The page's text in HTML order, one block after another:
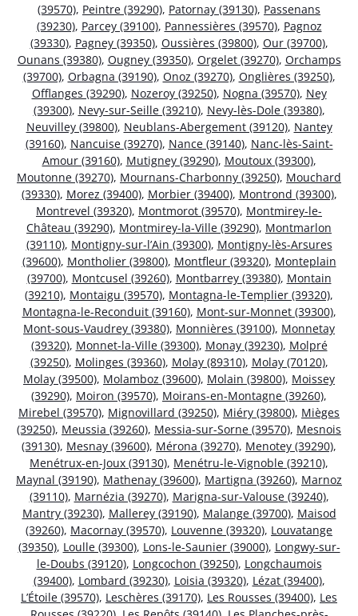
(39570), Peintre (39290), Patornay (39130), Passenans
(39230), Parcey (39100), Pannessières (39570), Pagnoz
(39330), Pagney (39350), Oussières (39800), Our (39700),
Ounans (39380), Ougney (39350), Orgelet (39270), Orchamps
(39700), Orbagna (39190), Onoz (39270), Onglières (39250),
Offlanges (39290), Nozeroy (39250), Nogna (39570), Ney
(39300), Nevy-sur-Seille (39210), Nevy-lès-Dole (39380),
Neuvilley (39800), Neublans-Abergement (39120), Nantey
(39160), Nancuise (39270), Nance (39140), Nanc-lès-Saint-
Amour (39160), Mutigney (39290), Moutoux (39300),
Moutonne (39270), Mournans-Charbonny (39250), Mouchard
(39330), Morez (39400), Morbier (39400), Montrond (39300),
Montrevel (39320), Montmorot (39570), Montmirey-le-
Château (39290), Montmirey-la-Ville (39290), Montmarlon
(39110), Montigny-sur-l’Ain (39300), Montigny-lès-Arsures
(39600), Montholier (39800), Montfleur (39320), Monteplain
(39700), Montcusel (39260), Montbarrey (39380), Montain
(39210), Montaigu (39570), Montagna-le-Templier (39320),
Montagna-le-Reconduit (39160), Mont-sur-Monnet (39300),
Mont-sous-Vaudrey (39380), Monnières (39100), Monnetay
(39320), Monnet-la-Ville (39300), Monay (39230), Molpré
(39250), Molinges (39360), Molay (89310), Molay (70120),
Molay (39500), Molamboz (39600), Molain (39800), Moissey
(39290), Moiron (39570), Moirans-en-Montagne (39260),
Mirebel (39570), Mignovillard (39250), Miéry (39800), Mièges
(39250), Meussia (39260), Messia-sur-Sorne (39570), Mesnois
(39130), Mesnay (39600), Mérona (39270), Menotey (39290),
Menétrux-en-Joux (39130), Menétru-le-Vignoble (39210),
Maynal (39190), Mathenay (39600), Martigna (39260), Marnoz
(39110), Marnézia (39270), Marigna-sur-Valouse (39240),
Mantry (39230), Mallerey (39190), Malange (39700), Maisod
(39260), Macornay (39570), Louvenne (39320), Louvatange
(39350), Loulle (39300), Lons-le-Saunier (39000), Longwy-sur-
le-Doubs (39120), Longcochon (39250), Longchaumois
(39400), Lombard (39230), Loisia (39320), Lézat (39400),
L’Étoile (39570), Leschères (39170), Les Rousses (39400), Les